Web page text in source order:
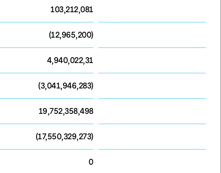
103,212,081
(12,965,200)
4,940,022,31
(3,041,946,283)
19,752,358,498
(17,550,329,273)
0